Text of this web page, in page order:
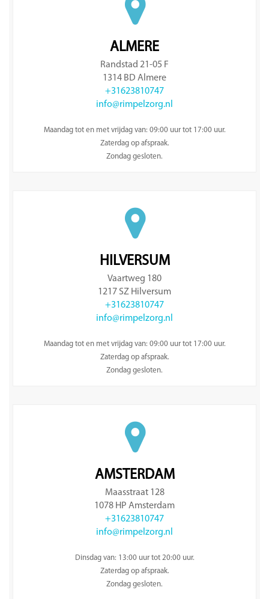
ALMERE
Randstad 21-05 F
1314 BD Almere
+31623810747
info@rimpelzorg.nl
Maandag tot en met vrijdag van: 09:00 uur tot 17:00 uur.
Zaterdag op afspraak.
Zondag gesloten.
HILVERSUM
Vaartweg 180
1217 SZ Hilversum
+31623810747
info@rimpelzorg.nl
Maandag tot en met vrijdag van: 09:00 uur tot 17:00 uur.
Zaterdag op afspraak.
Zondag gesloten.
AMSTERDAM
Maasstraat 128
1078 HP Amsterdam
+31623810747
info@rimpelzorg.nl
Dinsdag van: 13:00 uur tot 20:00 uur.
Zaterdag op afspraak.
Zondag gesloten.